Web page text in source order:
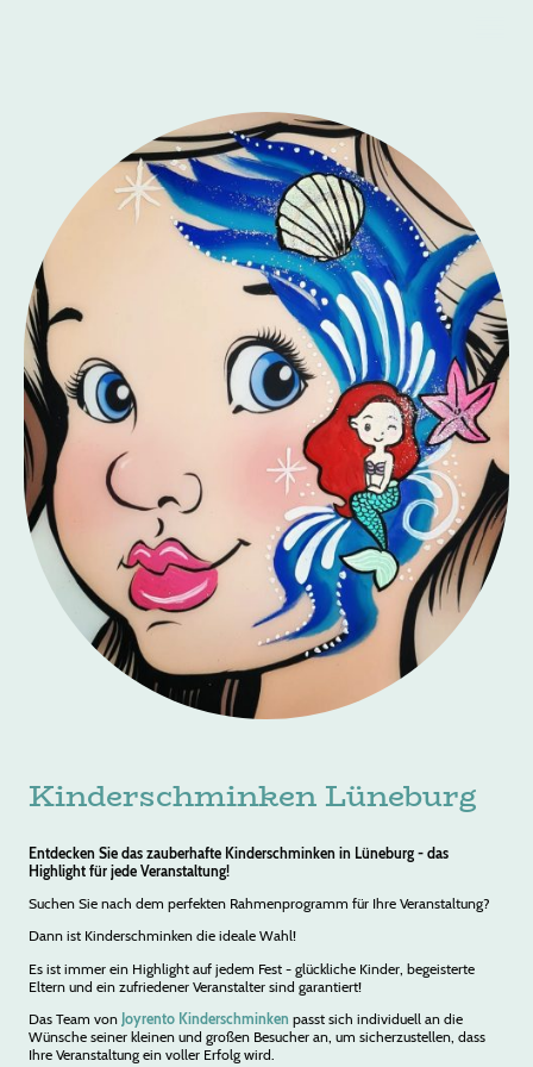
Kinderschminken Lüneburg
Entdecken Sie das zauberhafte Kinderschminken in Lüneburg - das
Highlight für jede Veranstaltung!
Suchen Sie nach dem perfekten Rahmenprogramm für Ihre Veranstaltung?
Dann ist Kinderschminken die ideale Wahl!
Es ist immer ein Highlight auf jedem Fest - glückliche Kinder, begeisterte
Eltern und ein zufriedener Veranstalter sind garantiert!
Das Team von Joyrento Kinderschminken passt sich individuell an die
Wünsche seiner kleinen und großen Besucher an, um sicherzustellen, dass
Ihre Veranstaltung ein voller Erfolg wird.